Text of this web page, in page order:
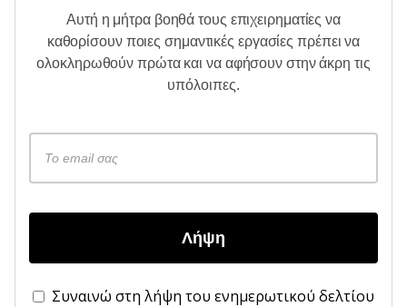
Αυτή η μήτρα βοηθά τους επιχειρηματίες να
καθορίσουν ποιες σημαντικές εργασίες πρέπει να
ολοκληρωθούν πρώτα και να αφήσουν στην άκρη τις
υπόλοιπες.
Λήψη
Συναινώ στη λήψη του ενημερωτικού δελτίου